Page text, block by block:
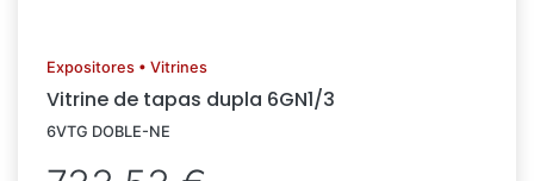
Expositores • Vitrines
Vitrine de tapas dupla 6GN1/3
6VTG DOBLE-NE